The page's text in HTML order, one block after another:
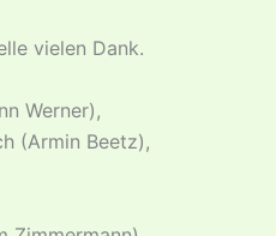
vielen Dank.
Werner),
(Armin Beetz),